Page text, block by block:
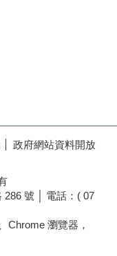
政府網站資料開放
286 號 │ 電話：( 07
Chrome 瀏覽器，